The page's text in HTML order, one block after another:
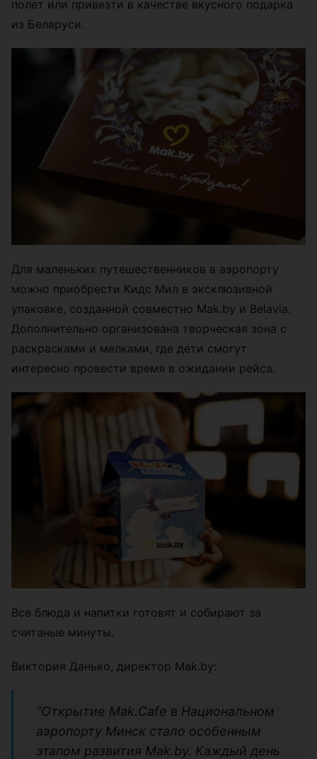
полет или привезти в качестве вкусного подарка
из Беларуси.
Для маленьких путешественников в аэропорту
можно приобрести Кидс Мил в эксклюзивной
упаковке, созданной совместно Mak.by и Belavia.
Дополнительно организована творческая зона с
раскрасками и мелками, где дети смогут
интересно провести время в ожидании рейса.
Все блюда и напитки готовят и собирают за
считаные минуты.
Виктория Данько, директор Mak.by:
“Открытие Mak.Cafe в Национальном
аэропорту Минск стало особенным
этапом развития Mak.by. Каждый день